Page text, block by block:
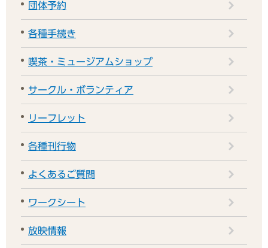
団体予約
各種手続き
喫茶・ミュージアムショップ
サークル・ボランティア
リーフレット
各種刊行物
よくあるご質問
ワークシート
放映情報